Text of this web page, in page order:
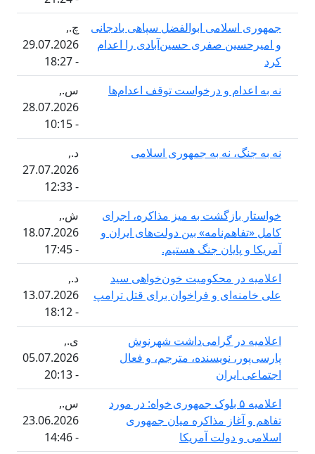
ابوالفضل سپاهی بادجانی
صفری حسین‌آبادی را اعدام
چ.,
29.07.2026
و درخواست توقف اعدام‌ها
س.,
نه به جمهوری اسلامی
د.,
بازگشت به میز مذاکره، اجرای
بین دولت‌های ایران و
پایان جنگ هستیم.
ش.,
18.07.2026
در محکومیت خون‌خواهی سید
و فراخوان برای قتل ترامپ
د.,
13.07.2026
در گرامی‌داشت شهرنوش
نویسنده، مترجم، و فعال
ی.,
05.07.2026
اعلاميه ۵ بلوک جمهوری خواه: در مورد
مذاکره میان جمهوری
دولت آمریکا
س.,
23.06.2026